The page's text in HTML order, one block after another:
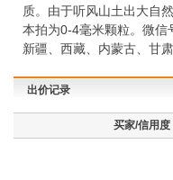
质。由于听风山土出大自
本拍为0-4毫米颗粒。微
新疆、西藏、内蒙古、甘
出价记录
买家/信用度